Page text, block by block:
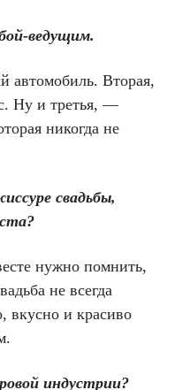
ведущим.
Вторая,
Ну и третья, —
никогда не
свадьбы,
нужно помнить,
не всегда
вкусно и красиво
индустрии?